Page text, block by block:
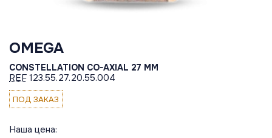
OMEGA
CONSTELLATION CO-AXIAL 27 MM
REF 123.55.27.20.55.004
ПОД ЗАКАЗ
Наша цена: